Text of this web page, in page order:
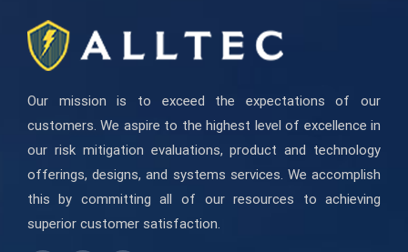
Our mission is to exceed the expectations of our
customers. We aspire to the highest level of excellence in
our risk mitigation evaluations, product and technology
offerings, designs, and systems services. We accomplish
this by committing all of our resources to achieving
superior customer satisfaction.